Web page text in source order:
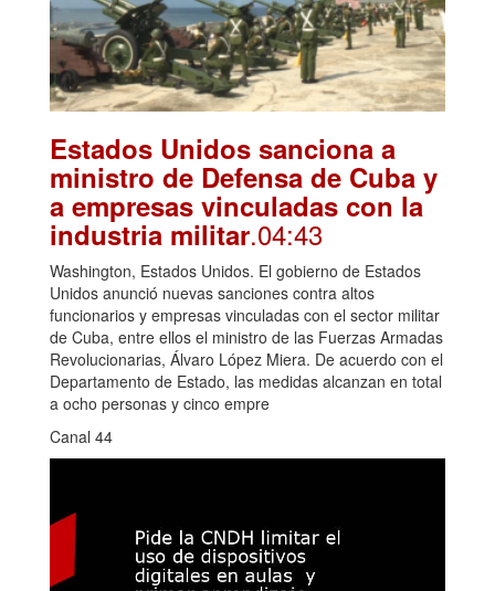
Estados Unidos sanciona a
ministro de Defensa de Cuba y
a empresas vinculadas con la
industria militar.04:43
Washington, Estados Unidos. El gobierno de Estados
Unidos anunció nuevas sanciones contra altos
funcionarios y empresas vinculadas con el sector militar
de Cuba, entre ellos el ministro de las Fuerzas Armadas
Revolucionarias, Álvaro López Miera. De acuerdo con el
Departamento de Estado, las medidas alcanzan en total
a ocho personas y cinco empre
Canal 44